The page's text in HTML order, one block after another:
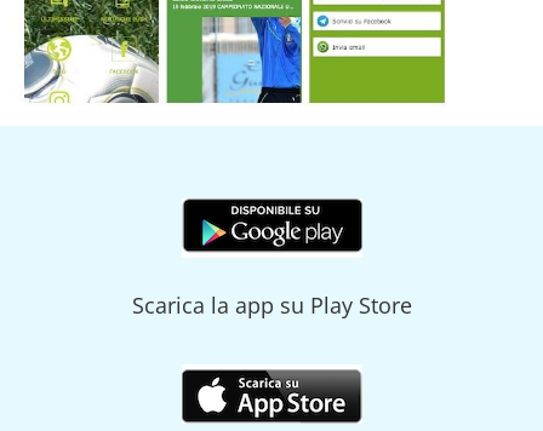
Scarica la app su Play Store